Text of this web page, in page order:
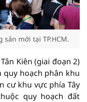
mới tại TP.HCM.
Kiên (giai đoạn 2)
quy hoạch phân khu
cư khu vực phía Tây
quy hoạch đất